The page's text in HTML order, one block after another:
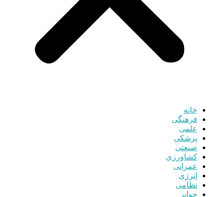
خانه
فرهنگی
علمی
پزشکی
صنعتی
کشاورزی
عمرانی
انرژی
نظامی
جوایز